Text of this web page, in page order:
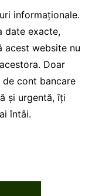
informaționale.
date exacte,
acest website nu
Doar
cont bancare
și urgentă, îți
întâi.